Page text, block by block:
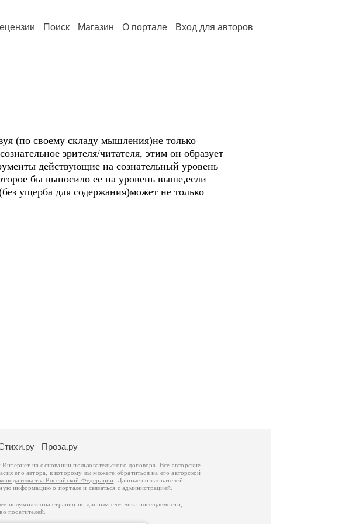
Поиск Магазин О портале Вход для авторов
(по своему складу мышления)не только
зрителя/читателя, этим он образует
действующие на сознательный уровень
бы выносило ее на уровень выше,если
ущерба для содержания)может не только
Проза.ру
Интернет на основаниипользовательского договора
. Все авторские
его автора, к которому вы можете обратиться на его авторской
Российской Федерации . Данные пользователей
информацию о портале и связаться с администрацией
полумиллиона страниц по данным счетчика посещаемости,
посетителей.